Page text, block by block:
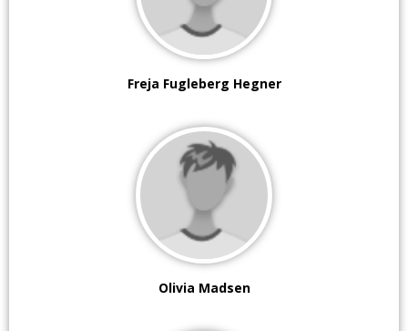
Freja Fugleberg Hegner
Olivia Madsen